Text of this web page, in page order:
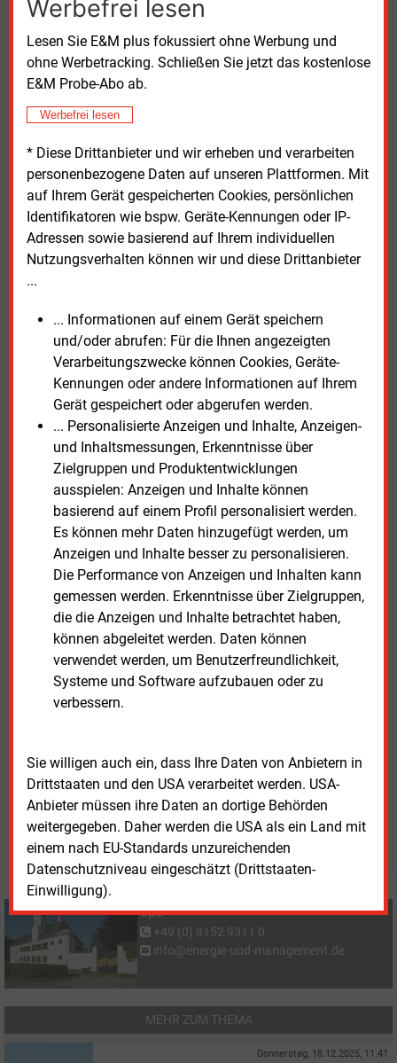
Werbefrei lesen
Lesen Sie E&M plus fokussiert ohne Werbung und
ohne Werbetracking. Schließen Sie jetzt das kostenlose
E&M Probe-Abo ab.
Werbefrei lesen
* Diese Drittanbieter und wir erheben und verarbeiten
personenbezogene Daten auf unseren Plattformen. Mit
auf Ihrem Gerät gespeicherten Cookies, persönlichen
Identifikatoren wie bspw. Geräte-Kennungen oder IP-
Adressen sowie basierend auf Ihrem individuellen
Nutzungsverhalten können wir und diese Drittanbieter
...
... Informationen auf einem Gerät speichern
und/oder abrufen: Für die Ihnen angezeigten
Verarbeitungszwecke können Cookies, Geräte-
Kennungen oder andere Informationen auf Ihrem
Gerät gespeichert oder abgerufen werden.
... Personalisierte Anzeigen und Inhalte, Anzeigen-
und Inhaltsmessungen, Erkenntnisse über
Zielgruppen und Produktentwicklungen
ausspielen: Anzeigen und Inhalte können
basierend auf einem Profil personalisiert werden.
Es können mehr Daten hinzugefügt werden, um
Anzeigen und Inhalte besser zu personalisieren.
Die Performance von Anzeigen und Inhalten kann
gemessen werden. Erkenntnisse über Zielgruppen,
die die Anzeigen und Inhalte betrachtet haben,
können abgeleitet werden. Daten können
verwendet werden, um Benutzerfreundlichkeit,
Systeme und Software aufzubauen oder zu
verbessern.
Sie willigen auch ein, dass Ihre Daten von Anbietern in
Drittstaaten und den USA verarbeitet werden. USA-
Anbieter müssen ihre Daten an dortige Behörden
weitergegeben. Daher werden die USA als ein Land mit
einem nach EU-Standards unzureichenden
Datenschutzniveau eingeschätzt (Drittstaaten-
Einwilligung).
gefordert
„Die kontinuierlich geringe zeitgleiche Auslastung
zeigt sehr deutlich, dass in Deutschland der Ausbau
Anzahl von E-Pkw“, sagte Andreae. Die Energie- und
hierzulande, der privatwirtschaftliche Wettbewerb
beim Aufbau von Ladepunkten funktioniere sehr
erfolgreich.
„Was wir in Deutschland jetzt brauchen, ist ein klares
Signal zur Stärkung der Nachfrage von E-Autos“,
forderte Andreae. Wichtige Aspekte seien, dass die
europäischen Flottengrenzwerte für den CO2-Ausstoß
beibehalten werden und günstigere Fahrzeugmodelle.
Auch EnBW-Manager Güsewell betonte: „Für einen
zielgerichteten Hochlauf der Elektromobilität braucht
es aus unserer Sicht keine pauschale Förderung des
Infrastrukturausbaus, sondern nachhaltige Anreize
für den Kauf von E-Fahrzeugen.“
Aktuell betreibt der Konzern deutschlandweit mehr
als 6.000
DC-Schnellladepunkte mit einer Leistung
von bis zu 400 Kilowatt. Im Schnitt fänden E-
Autofahrer alle 50 Kilometer einen davon.
Konzernchef Georg Stamatelopoulos hatte Ende
März erklärt, das Unternehmen habe das Ausbauziel
für 2030 wegen des verlangsamten Hochlaufs der E-
Mobilität von 30.000 auf 20.000
Ladepunkte
reduziert. Allerdings gehe EnBW nur von einer
zeitlichen Verschiebung aus. „Am langfristigen Trend
Freitag, 25.04.2025, 11:59 Uhr
dpa
© 2026 Energie & Management GmbH
dpa
+49 (0) 8152 9311 0
info@energie-und-management.de
MEHR ZUM THEMA
Donnerstag, 18.12.2025, 11:41